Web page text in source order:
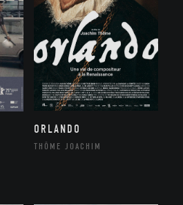
ORLANDO
THÔME JOACHIM